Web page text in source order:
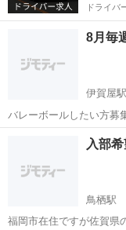
ドライバ
8月毎
伊賀屋駅
バレーボールしたい方募
す。 8月毎週金曜日（7.14.21.28） ◇募集対象者 ・20歳以上の男性 ・
バレー経験者（ローテ
伊賀
入部
鳥栖駅
福岡市在住ですが佐賀県